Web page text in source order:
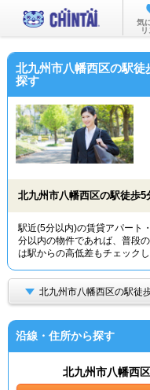
気
北九州市八幡西区の駅徒
探す
北九州市八幡西区の駅徒歩
駅近(5分以内)の賃貸アパート
分以内の物件であれば、普段
は駅からの高低差もチェックし
北九州市八幡西区の駅徒
沿線・住所から探す
北九州市八幡西